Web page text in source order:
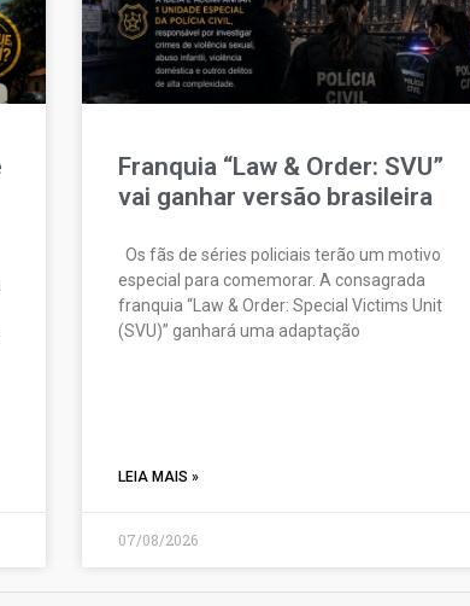
Franquia “Law & Order: SVU”
vai ganhar versão brasileira
Os fãs de séries policiais terão um motivo
especial para comemorar. A consagrada
franquia “Law & Order: Special Victims Unit
(SVU)” ganhará uma adaptação
LEIA MAIS »
07/08/2026